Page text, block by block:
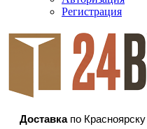
Регистрация
Доставкапо